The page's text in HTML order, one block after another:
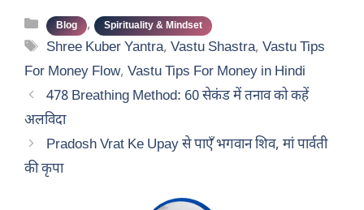
Categories
Blog , Spirituality & Mindset
Tags
Shree Kuber Yantra,Vastu Shastra,Vastu Tips
For Money Flow, Vastu Tips For Money in Hindi
478 Breathing Method: 60 सेकंड में तनाव को कहें
अलविदा
Pradosh Vrat Ke Upay से पाएँ भगवान शिव, मां पार्वती
की कृपा